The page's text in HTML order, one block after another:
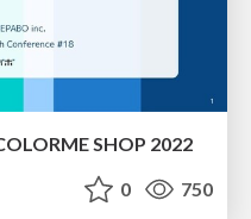
SHOP 2022
0 750